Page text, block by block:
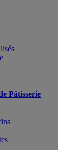
Pâtisserie